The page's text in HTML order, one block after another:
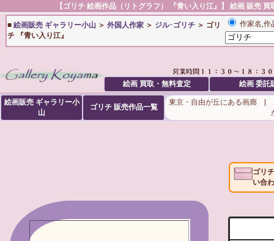
【ゴリチ 絵画作品（リトグラフ） 『青い入り江』】 絵画 販売
■ 絵画販売 ギャラリー小山 ＞ 外国人作家 ＞ ジル･ゴリチ ＞ ゴリ
チ 『青い入り江』
作家名,
絵画 買取・無料査定 絵画 委託
絵画販売 ギャラリー小
山
ゴリチ販売作品一覧
東京・自由が丘にある画廊 |
ゴリ
い合